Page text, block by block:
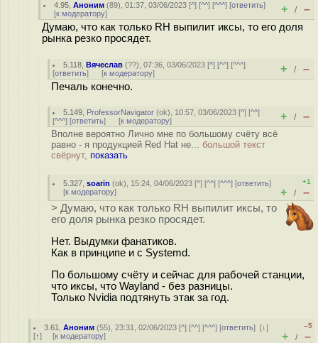
4.95 ,Аноним (89), 01:37, 03/06/2023 [^] [^^] [^^^] [ответить]
[к модератору] + / –
Думаю, что как только RH выпилит иксы, то его доля
рынка резко просядет.
5.118 ,Вячеслав (??), 07:36, 03/06/2023 [^] [^^] [^^^]
[ответить] [к модератору] + / –
Печаль конечно.
5.149 ProfessorNavigator (ok), 10:57, 03/06/2023 [^] [^^]
[^^^] [ответить] [к модератору] + / –
Вполне вероятно Лично мне по большому счёту всё
равно - я продукцией Red Hat не... большой текст
свёрнут, показать
5.327 ,soarin (ok), 15:24, 04/06/2023 [^] [^^] [^^^] [ответить]
[к модератору]
+1
+ / –
> Думаю, что как только RH выпилит иксы, то
его доля рынка резко просядет.
Нет. Выдумки фанатиков.
Как в принципе и с Systemd.
По большому счёту и сейчас для рабочей станции,
что иксы, что Wayland - без разницы.
Только Nvidia подтянуть этак за год.
3.61 ,Аноним (55), 23:31, 02/06/2023 [^] [^^] [^^^] [ответить][↓]
[↑] [к модератору]
–5
+ / –